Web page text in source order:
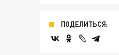
ПОДЕЛИТЬСЯ: